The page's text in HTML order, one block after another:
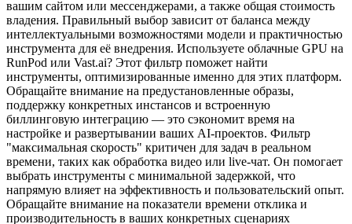
вашим сайтом или мессенджерами, а также общая стоимость
владения. Правильный выбор зависит от баланса между
интеллектуальными возможностями модели и практичностью
инструмента для её внедрения. Используете облачные GPU на
RunPod или Vast.ai? Этот фильтр поможет найти
инструменты, оптимизированные именно для этих платформ.
Обращайте внимание на предустановленные образы,
поддержку конкретных инстансов и встроенную
биллинговую интеграцию — это сэкономит время на
настройке и развертывании ваших AI-проектов. Фильтр
"максимальная скорость" критичен для задач в реальном
времени, таких как обработка видео или live-чат. Он помогает
выбрать инструменты с минимальной задержкой, что
напрямую влияет на эффективность и пользовательский опыт.
Обращайте внимание на показатели времени отклика и
производительность в ваших конкретных сценариях